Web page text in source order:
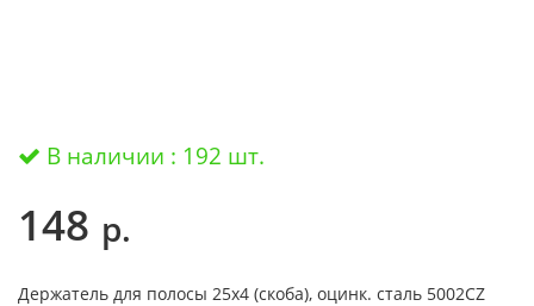
В наличии : 192 шт.
148 р.
Держатель для полосы 25х4 (скоба), оцинк. сталь 5002CZ